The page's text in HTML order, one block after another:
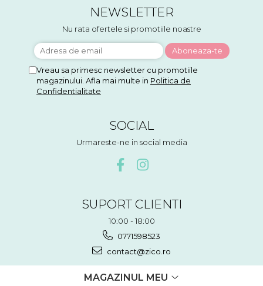
NEWSLETTER
Nu rata ofertele si promotiile noastre
Vreau sa primesc newsletter cu promotiile
magazinului. Afla mai multe in Politica de
Confidentialitate
SOCIAL
Urmareste-ne in social media
SUPORT CLIENTI
10:00 - 18:00
0771598523
contact@zico.ro
MAGAZINUL MEU